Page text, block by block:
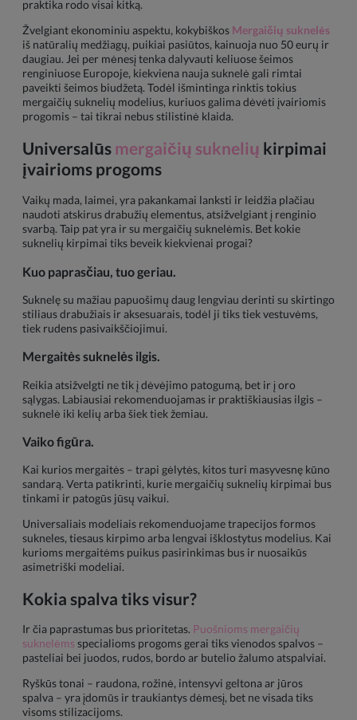
praktika rodo visai kitką.
Žvelgiant ekonominiu aspektu, kokybiškos Mergaičių suknelės
iš natūralių medžiagų, puikiai pasiūtos, kainuoja nuo 50 eurų ir
daugiau. Jei per mėnesį tenka dalyvauti keliuose šeimos
renginiuose Europoje, kiekviena nauja suknelė gali rimtai
paveikti šeimos biudžetą. Todėl išmintinga rinktis tokius
mergaičių suknelių modelius, kuriuos galima dėvėti įvairiomis
progomis – tai tikrai nebus stilistinė klaida.
Universalūs mergaičių suknelių kirpimai
įvairioms progoms
Vaikų mada, laimei, yra pakankamai lanksti ir leidžia plačiau
naudoti atskirus drabužių elementus, atsižvelgiant į renginio
svarbą. Taip pat yra ir su mergaičių suknelėmis. Bet kokie
suknelių kirpimai tiks beveik kiekvienai progai?
Kuo paprasčiau, tuo geriau.
Suknelę su mažiau papuošimų daug lengviau derinti su skirtingo
stiliaus drabužiais ir aksesuarais, todėl ji tiks tiek vestuvėms,
tiek rudens pasivaikščiojimui.
Mergaitės suknelės ilgis.
Reikia atsižvelgti ne tik į dėvėjimo patogumą, bet ir į oro
sąlygas. Labiausiai rekomenduojamas ir praktiškiausias ilgis –
suknelė iki kelių arba šiek tiek žemiau.
Vaiko figūra.
Kai kurios mergaitės – trapi gėlytės, kitos turi masyvesnę kūno
sandarą. Verta patikrinti, kurie mergaičių suknelių kirpimai bus
tinkami ir patogūs jūsų vaikui.
Universaliais modeliais rekomenduojame trapecijos formos
sukneles, tiesaus kirpimo arba lengvai išklostytus modelius. Kai
kurioms mergaitėms puikus pasirinkimas bus ir nuosaikūs
asimetriški modeliai.
Kokia spalva tiks visur?
Ir čia paprastumas bus prioritetas. Puošnioms mergaičių
suknelėms specialioms progoms gerai tiks vienodos spalvos –
pasteliai bei juodos, rudos, bordo ar butelio žalumo atspalviai.
Ryškūs tonai – raudona, rožinė, intensyvi geltona ar jūros
spalva – yra įdomūs ir traukiantys dėmesį, bet ne visada tiks
visoms stilizacijoms.